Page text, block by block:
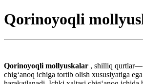
Qorinoyoqli
Qorinoyoqli mollyuskalar , shilliq qurtlar—
chigʻanoq ichiga tortib olish xususiyatiga